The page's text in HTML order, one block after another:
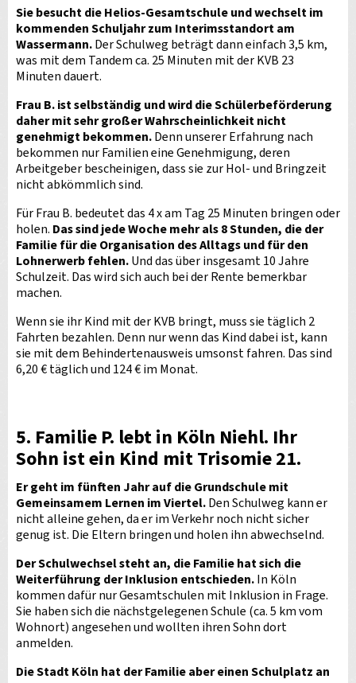
Sie besucht die Helios-Gesamtschule und wechselt im
kommenden Schuljahr zum Interimsstandort am
Wassermann.Der Schulweg beträgt dann einfach 3,5 km,
was mit dem Tandem ca. 25 Minuten mit der KVB 23
Minuten dauert.
Frau B. ist selbständig und wird die Schülerbeförderung
daher mit sehr großer Wahrscheinlichkeit nicht
genehmigt bekommen.Denn unserer Erfahrung nach
bekommen nur Familien eine Genehmigung, deren
Arbeitgeber bescheinigen, dass sie zur Hol- und Bringzeit
nicht abkömmlich sind.
Für Frau B. bedeutet das 4 x am Tag 25 Minuten bringen oder
holen. Das sind jede Woche mehr als 8 Stunden, die der
Familie für die Organisation des Alltags und für den
Lohnerwerb fehlen.Und das über insgesamt 10 Jahre
Schulzeit. Das wird sich auch bei der Rente bemerkbar
machen.
Wenn sie ihr Kind mit der KVB bringt, muss sie täglich 2
Fahrten bezahlen. Denn nur wenn das Kind dabei ist, kann
sie mit dem Behindertenausweis umsonst fahren. Das sind
6,20 € täglich und 124 € im Monat.
5. Familie P. lebt in Köln Niehl. Ihr
Sohn ist ein Kind mit Trisomie 21.
Er geht im fünften Jahr auf die Grundschule mit
Gemeinsamem Lernen im Viertel.Den Schulweg kann er
nicht alleine gehen, da er im Verkehr noch nicht sicher
genug ist. Die Eltern bringen und holen ihn abwechselnd.
Der Schulwechsel steht an, die Familie hat sich die
Weiterführung der Inklusion entschieden.In Köln
kommen dafür nur Gesamtschulen mit Inklusion in Frage.
Sie haben sich die nächstgelegenen Schule (ca. 5 km vom
Wohnort) angesehen und wollten ihren Sohn dort
anmelden.
Die Stadt Köln hat der Familie aber einen Schulplatz an